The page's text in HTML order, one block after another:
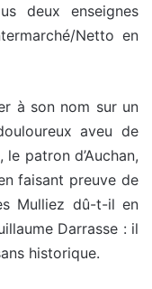
deux enseignes
Netto en
à son nom sur un
aveu de
patron d’Auchan,
faisant preuve de
Mulliez dû-t-il en
Darrasse : il
historique.